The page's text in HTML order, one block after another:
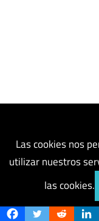
Post
Las cookies nos
utilizar nuestros
las cookies.